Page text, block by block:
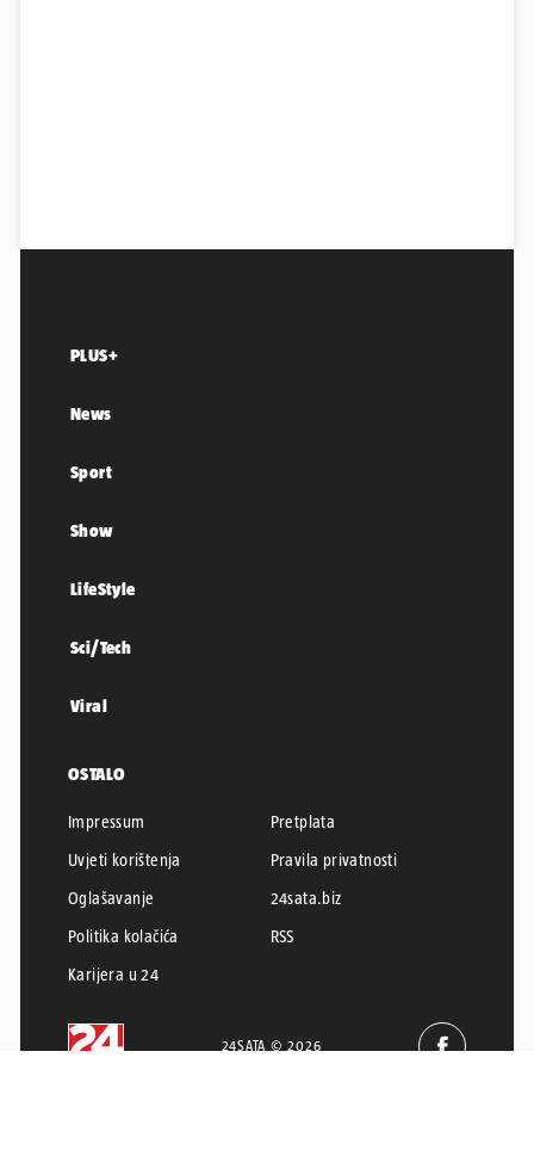
PLUS+
News
Sport
Show
LifeStyle
Sci/Tech
Viral
OSTALO
Impressum
Pretplata
Uvjeti korištenja
Pravila privatnosti
Oglašavanje
24sata.biz
Politika kolačića
RSS
Karijera u 24
24SATA © 2026